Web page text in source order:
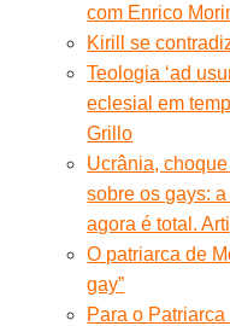
com Enrico
Kirill se
Teologia ‘ad
eclesial em
Grillo
Ucrânia,
sobre os gays:
agora é total.
O patriarca de
gay”
Para o